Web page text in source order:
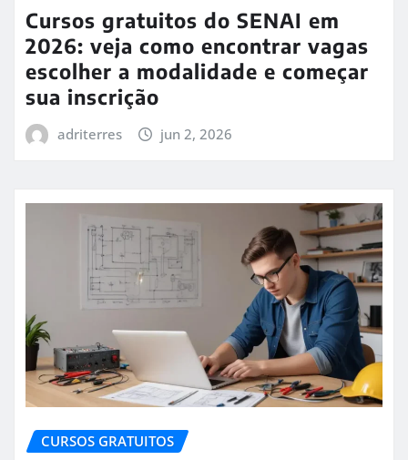
Cursos gratuitos do SENAI em
2026: veja como encontrar vagas
escolher a modalidade e começar
sua inscrição
adriterres jun 2, 2026
CURSOS GRATUITOS